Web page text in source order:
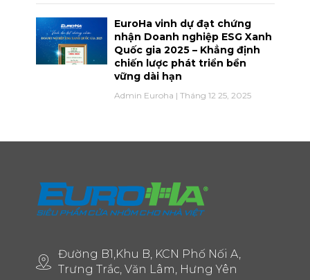
EuroHa vinh dự đạt chứng
nhận Doanh nghiệp ESG Xanh
Quốc gia 2025 – Khẳng định
chiến lược phát triển bền
vững dài hạn
Admin Euroha Tháng 12 25, 2025
Đường B1,Khu B, KCN Phố Nối A,
Trưng Trắc, Văn Lâm, Hưng Yên